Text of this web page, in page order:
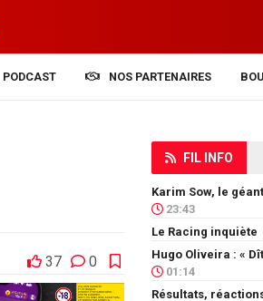
PODCAST NOS PARTENAIRES
37 0
FIL INFO
23:43
Le Racing inquiète
01:14